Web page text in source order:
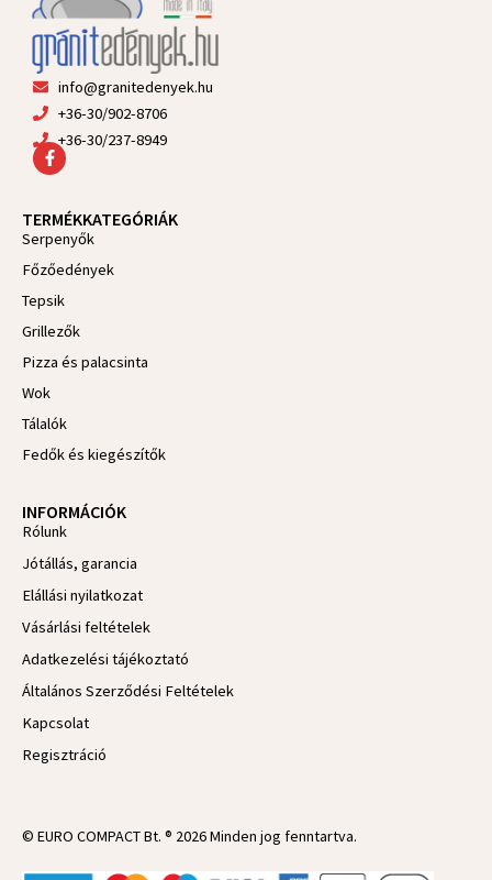
info@granitedenyek.hu
+36-30/902-8706
+36-30/237-8949
F
a
e
b
o
o
k
-
f
TERMÉKKATEGÓRIÁK
Serpenyők
Főzőedények
Tepsik
Grillezők
Pizza és palacsinta
Wok
Tálalók
Fedők és kiegészítők
INFORMÁCIÓK
Rólunk
Jótállás, garancia
Elállási nyilatkozat
Vásárlási feltételek
Adatkezelési tájékoztató
Általános Szerződési Feltételek
Kapcsolat
Regisztráció
© EURO COMPACT Bt. ® 2026 Minden jog fenntartva.